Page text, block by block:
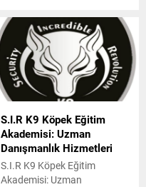
sözleri nedeniyle tutuklanan
gazeteci Merdan Yanardağ
hakkındaki soruşturma
tamamlandı. Yanardağın
"Terör örgütü propagandası
yapmak" ve "Suçu ve suçluyu
övmek" suçlarından 1 yıl 6
aydan 10 yıl 6 aya kadar
hapsi istendi. İddianame,
İstanbul 30. Ağır Ceza
Mahkemesinde gönderildi.
İddianame kabul edilirse
S.I.R K9 Köpek Eğitim
Akademisi: Uzman
Danışmanlık Hizmetleri
S.I.R K9 Köpek Eğitim
Akademisi: Uzman